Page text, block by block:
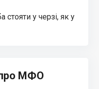
стояти у черзi, як у
про МФО